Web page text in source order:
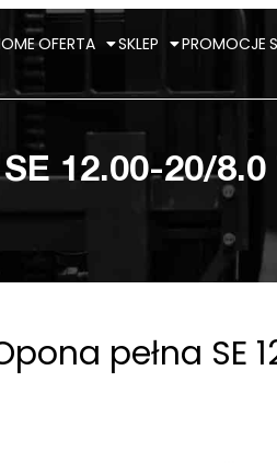
OFERTA SKLEP PROMOCJE
SE 12.00-20/
pełna SE